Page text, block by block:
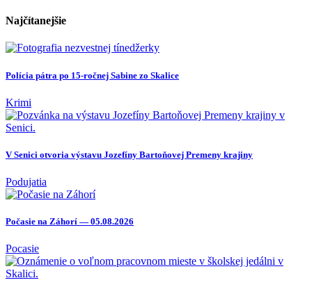
Najčítanejšie
Polícia pátra po 15-ročnej Sabine zo Skalice
Krimi
V Senici otvoria výstavu Jozefíny Bartoňovej Premeny krajiny
Podujatia
Počasie na Záhorí — 05.08.2026
Pocasie